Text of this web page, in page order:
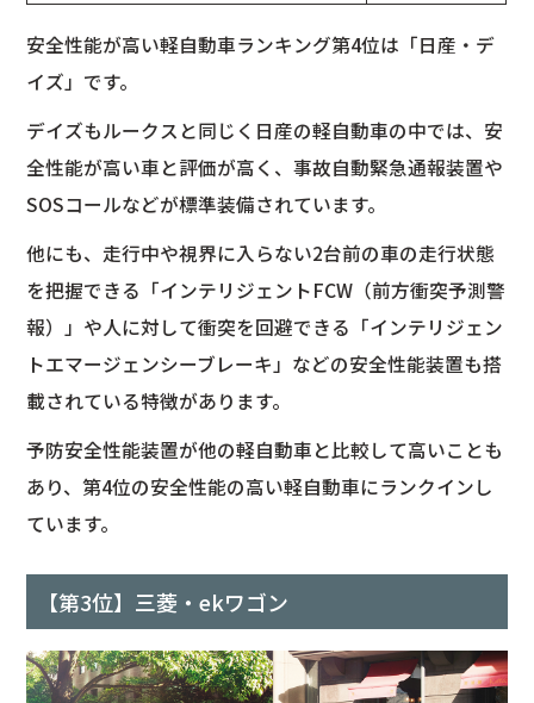
安全性能が高い軽自動車ランキング第4位は「日産・デ
イズ」です。
デイズもルークスと同じく日産の軽自動車の中では、安
全性能が高い車と評価が高く、事故自動緊急通報装置や
SOSコールなどが標準装備されています。
他にも、走行中や視界に入らない2台前の車の走行状態
を把握できる「インテリジェントFCW（前方衝突予測警
報）」や人に対して衝突を回避できる「インテリジェン
トエマージェンシーブレーキ」などの安全性能装置も搭
載されている特徴があります。
予防安全性能装置が他の軽自動車と比較して高いことも
あり、第4位の安全性能の高い軽自動車にランクインし
ています。
【第3位】三菱・ekワゴン